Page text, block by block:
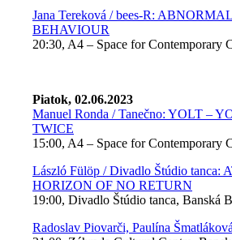
Jana Tereková / bees-R:
BEHAVIOUR
20:30, A4 – Space for Contemporary
Piatok, 02.06.2023
Manuel Ronda / Tanečno: YOLT –
TWICE
15:00, A4 – Space for Contemporary
László Fülöp / Divadlo Štúdio tanca:
HORIZON OF NO RETURN
19:00, Divadlo Štúdio tanca, Banská
Radoslav Piovarči, Paulína